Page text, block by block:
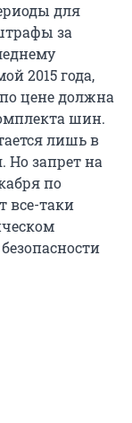
для
за
2015 года,
цене должна
шин.
лишь в
Но запрет на
по
все-таки